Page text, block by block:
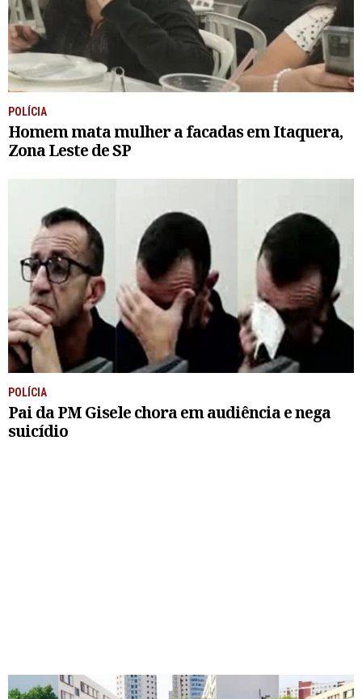
POLÍCIA
Homem mata mulher a facadas em Itaquera,
Zona Leste de SP
POLÍCIA
Pai da PM Gisele chora em audiência e nega
suicídio